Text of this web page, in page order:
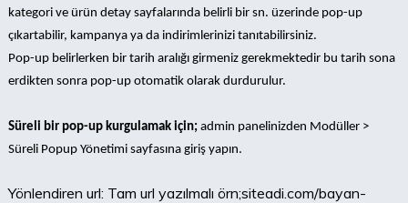
kategori ve ürün detay sayfalarında belirli bir sn. üzerinde pop-up
çıkartabilir, kampanya ya da indirimlerinizi tanıtabilirsiniz.
Pop-up belirlerken bir tarih aralığı girmeniz gerekmektedir bu tarih sona
erdikten sonra pop-up otomatik olarak durdurulur.
Süreli bir pop-up kurgulamak için;admin panelinizden Modüller >
Süreli Popup Yönetimi sayfasına giriş yapın.
Yönlendiren url: Tam url yazılmalı örn;siteadi.com/bayan-